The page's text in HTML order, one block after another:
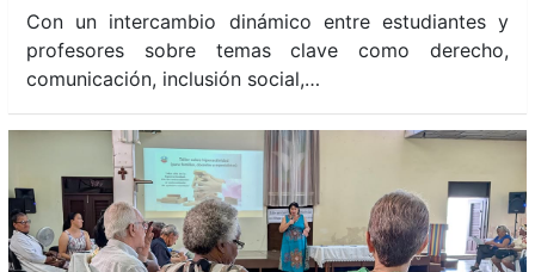
Con un intercambio dinámico entre estudiantes y
profesores sobre temas clave como derecho,
comunicación, inclusión social,…